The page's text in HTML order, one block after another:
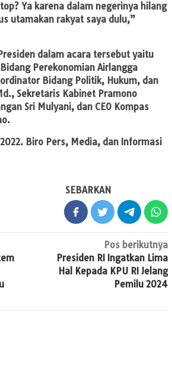
Ya karena dalam negerinya hilang
utamakan rakyat saya dulu,”
dalam acara tersebut yaitu
Perekonomian Airlangga
Bidang Politik, Hukum, dan
Sekretaris Kabinet Pramono
Sri Mulyani, dan CEO Kompas
Biro Pers, Media, dan Informasi
SEBARKAN
Pos berikutnya
Presiden RI Ingatkan Lima
Hal Kepada KPU RI Jelang
Pemilu 2024